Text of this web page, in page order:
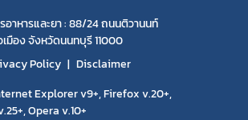
าหารและยา : 88/24 ถนนติวานนท์
มือง จังหวัดนนทบุรี 11000
Policy
Disclaimer
Explorer v9+, Firefox v.20+,
Opera v.10+